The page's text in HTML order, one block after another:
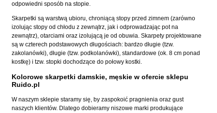
odpowiedni sposób na stopie.
Skarpetki są warstwą ubioru, chroniącą stopy przed zimnem (zarówno
izolując stopy od chłodu z zewnątrz, jak i odprowadzając pot na
zewnątrz), otarciami oraz izolującą je od obuwia. Skarpety projektowane
są w czterech podstawowych długościach: bardzo długie (tzw.
zakolanówki), długie (tzw. podkolanówki), standardowe (ok. 8 cm ponad
kostkę) i tzw. stopki dochodzące do połowy kostki.
Kolorowe skarpetki damskie, męskie w ofercie sklepu
Ruido.pl
W naszym sklepie staramy się, by zaspokoić pragnienia oraz gust
naszych klientów. Dlatego dobieramy niszowe marki produkujące